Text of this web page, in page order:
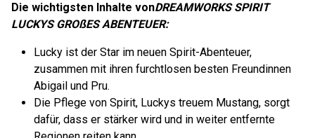
Die wichtigsten Inhalte vonDREAMWORKS SPIRIT
LUCKYS GROßES ABENTEUER:
Lucky ist der Star im neuen Spirit-Abenteuer,
zusammen mit ihren furchtlosen besten Freundinnen
Abigail und Pru.
Die Pflege von Spirit, Luckys treuem Mustang, sorgt
dafür, dass er stärker wird und in weiter entfernte